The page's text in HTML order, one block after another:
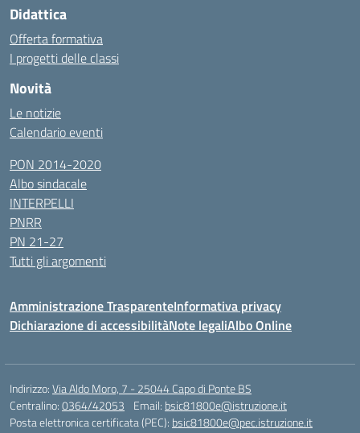
Didattica
Offerta formativa
I progetti delle classi
Novità
Le notizie
Calendario eventi
PON 2014-2020
Albo sindacale
INTERPELLI
PNRR
PN 21-27
Tutti gli argomenti
Amministrazione TrasparenteInformativa privacy
Dichiarazione di accessibilitàNote legaliAlbo Online
Indirizzo:Via Aldo Moro, 7 - 25044 Capo di Ponte BS
Centralino:0364/42053 Email: bsic81800e@istruzione.it
Posta elettronica certificata (PEC): bsic81800e@pec.istruzione.it